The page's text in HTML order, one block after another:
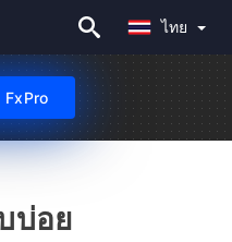
ไทย
FxPro
บ่อย